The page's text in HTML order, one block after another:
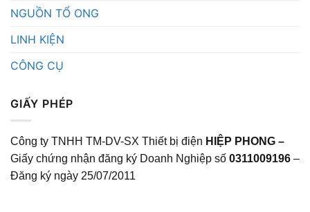
NGUỒN TỔ ONG
LINH KIỆN
CÔNG CỤ
GIẤY PHÉP
Công ty TNHH TM-DV-SX Thiết bị điện HIỆP PHONG –
Giấy chứng nhận đăng ký Doanh Nghiệp số 0311009196 –
Đăng ký ngày 25/07/2011